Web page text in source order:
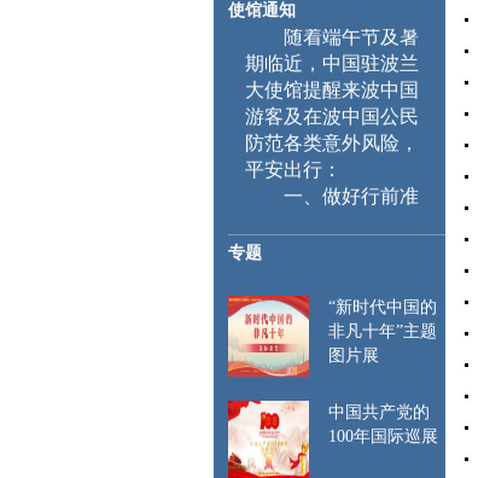
使馆通知
随着端午节及暑
期临近，中国驻波兰
大使馆提醒来波中国
游客及在波中国公民
防范各类意外风险，
平安出行：
做好行前准
时，需采集指纹和面
部图像等生物信息，
相关信息将录入系统
并在后续入境时自动
比对。特此提醒来波
中国公民遵守当地入
出境管理规定，行前
请仔细检查护照和签
证有效期，确保赴波
专题
“新时代中国的
非凡十年”主题
图片展
中国共产党的
100年国际巡展